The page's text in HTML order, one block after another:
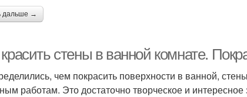
дальше →
стены в ванной комнате.
чем покрасить поверхности в ванной,
работам. Это достаточно творческое и интересное